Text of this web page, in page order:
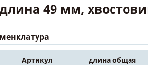
49 мм,
Артикул длина общая